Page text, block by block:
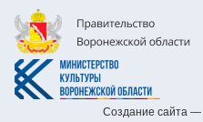
Создание сайта —